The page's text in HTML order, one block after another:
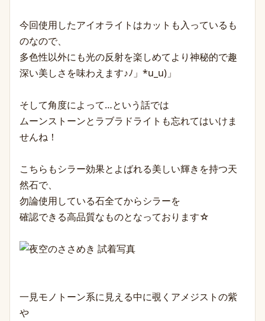
今回使用したアイオライトはカットも入っているも
のなので、
多色性以外にも光の反射を楽しめてより神秘的で趣
深い美しさを味わえます♪ﾉ」*u_u)」
そして角度によって…という話では
ムーンストーンとラブラドライトも忘れてはいけま
せんね！
こちらもシラー効果とよばれる美しい輝きを持つ天
然石で、
勿論使用している石全てからシラーを
確認できる高品質なものとなっております☆
一見モノトーン系に見える中に覗くアメジストの紫
や